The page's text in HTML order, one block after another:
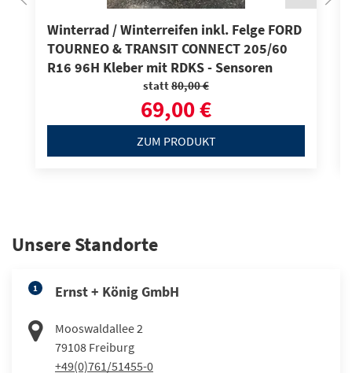
Winterrad / Winterreifen inkl. Felge FORD
TOURNEO & TRANSIT CONNECT 205/60
R16 96H Kleber mit RDKS - Sensoren
statt80,00 €
69,00 €
ZUM PRODUKT
Unsere Standorte
1 Ernst + König GmbH
Mooswaldallee 2
79108 Freiburg
+49(0)761/51455-0